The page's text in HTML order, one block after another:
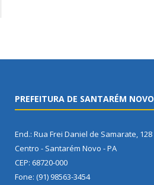
PREFEITURA DE SANTARÉM NOVO
End.: Rua Frei Daniel de Samarate, 128
Centro - Santarém Novo - PA
CEP: 68720-000
Fone: (91) 98563-3454